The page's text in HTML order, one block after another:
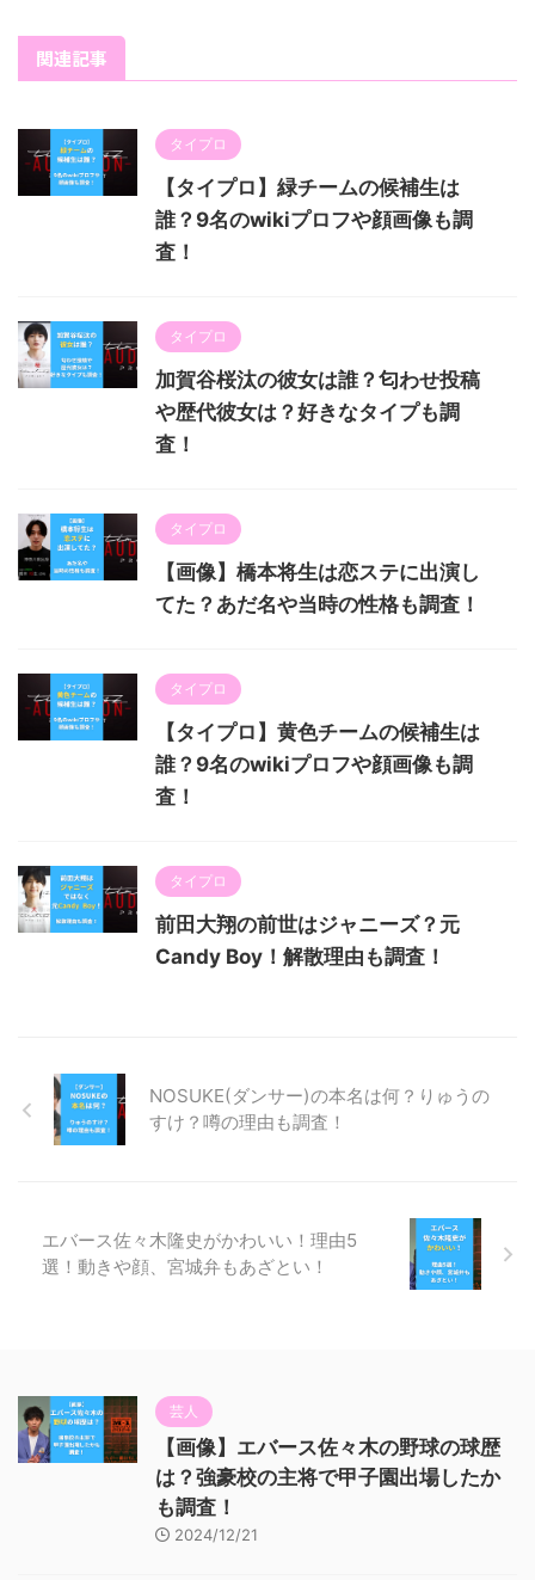
関連記事
タイプロ
【タイプロ】緑チームの候補生は
誰？9名のwikiプロフや顔画像も調
査！
タイプロ
加賀谷桜汰の彼女は誰？匂わせ投稿
や歴代彼女は？好きなタイプも調
査！
タイプロ
【画像】橋本将生は恋ステに出演し
てた？あだ名や当時の性格も調査！
タイプロ
【タイプロ】黄色チームの候補生は
誰？9名のwikiプロフや顔画像も調
査！
タイプロ
前田大翔の前世はジャニーズ？元
Candy Boy！解散理由も調査！
NOSUKE(ダンサー)の本名は何？りゅうの
すけ？噂の理由も調査！
エバース佐々木隆史がかわいい！理由5
選！動きや顔、宮城弁もあざとい！
芸人
【画像】エバース佐々木の野球の球歴
は？強豪校の主将で甲子園出場したか
も調査！
2024/12/21